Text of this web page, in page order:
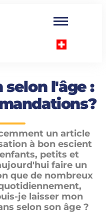
selon l'âge :
un article
à bon escient
petits et
faire un
que de nombreux
je laisser mon
selon son âge ?